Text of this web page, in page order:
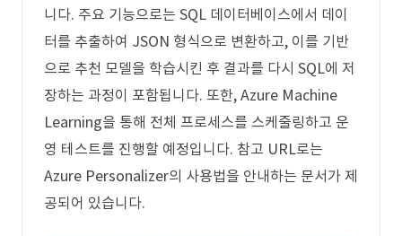
니다. 주요 기능으로는 SQL 데이터베이스에서 데이
터를 추출하여 JSON 형식으로 변환하고, 이를 기반
으로 추천 모델을 학습시킨 후 결과를 다시 SQL에 저
장하는 과정이 포함됩니다. 또한, Azure Machine
Learning을 통해 전체 프로세스를 스케줄링하고 운
영 테스트를 진행할 예정입니다. 참고 URL로는
Azure Personalizer의 사용법을 안내하는 문서가 제
공되어 있습니다.